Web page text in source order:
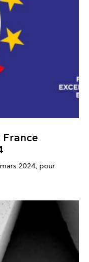
France
2024, pour